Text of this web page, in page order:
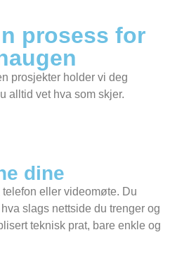
prosess for
prosjekter holder vi deg
alltid vet hva som skjer.
dine
eller videomøte. Du
slags nettside du trenger og
teknisk prat, bare enkle og